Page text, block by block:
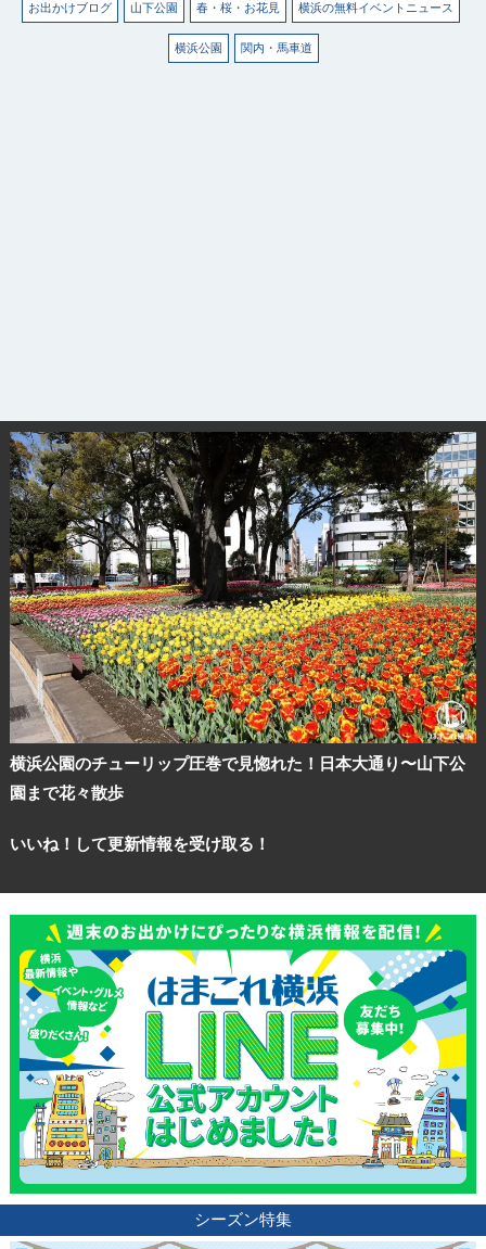
お出かけブログ 山下公園 春・桜・お花見 横浜の無料イベントニュース
横浜公園 関内・馬車道
横浜公園のチューリップ圧巻で見惚れた！日本大通り〜山下公
園まで花々散歩
いいね！して更新情報を受け取る！
シーズン特集
サイトについて